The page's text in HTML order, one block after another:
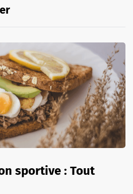
sportive : Tout